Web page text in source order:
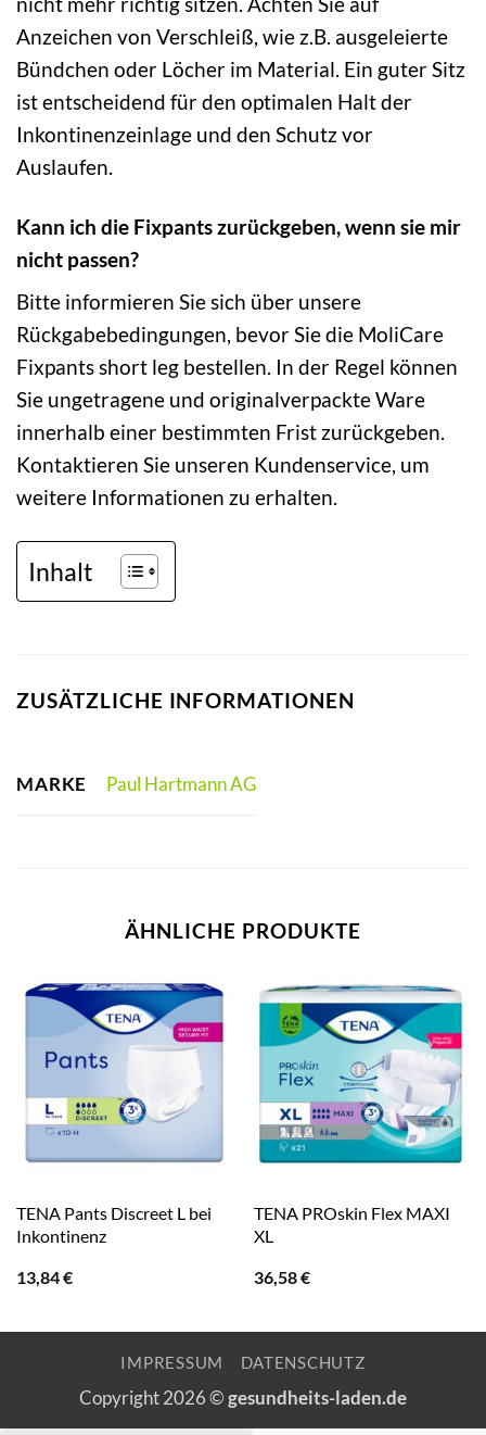
Anzeichen von Verschleiß, wie z.B. ausgeleierte
Bündchen oder Löcher im Material. Ein guter Sitz
ist entscheidend für den optimalen Halt der
Inkontinenzeinlage und den Schutz vor
Auslaufen.
Kann ich die Fixpants zurückgeben, wenn sie mir
nicht passen?
Bitte informieren Sie sich über unsere
Rückgabebedingungen, bevor Sie die MoliCare
Fixpants short leg bestellen. In der Regel können
Sie ungetragene und originalverpackte Ware
innerhalb einer bestimmten Frist zurückgeben.
Kontaktieren Sie unseren Kundenservice, um
weitere Informationen zu erhalten.
Inhalt
ZUSÄTZLICHE INFORMATIONEN
MARKE Paul Hartmann AG
ÄHNLICHE PRODUKTE
TENA Pants Discreet L bei
Inkontinenz
13,84€
TENA PROskin Flex MAXI
XL
36,58€
IMPRESSUM DATENSCHUTZ
Copyright 2026 ©gesundheits-laden.de